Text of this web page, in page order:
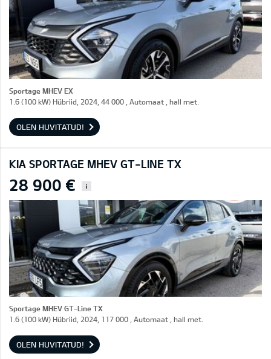
Sportage MHEV EX
1.6 (100 kW) Hübriid, 2024, 44 000 , Automaat , hall met.
OLEN HUVITATUD!
KIA SPORTAGE MHEV GT-LINE TX
28 900 € i
Sportage MHEV GT-Line TX
1.6 (100 kW) Hübriid, 2024, 117 000 , Automaat , hall met.
OLEN HUVITATUD!